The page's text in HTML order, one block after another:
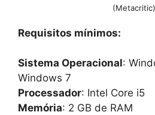
(Metacritic)
Requisitos mínimos:
Sistema Operacional:
Windows 7
Processador: Intel Core i5
Memória: 2 GB de RAM